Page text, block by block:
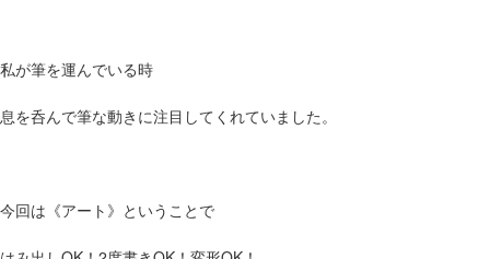
私が筆を運んでいる時
息を呑んで筆な動きに注目してくれていました。
今回は《アート》ということで